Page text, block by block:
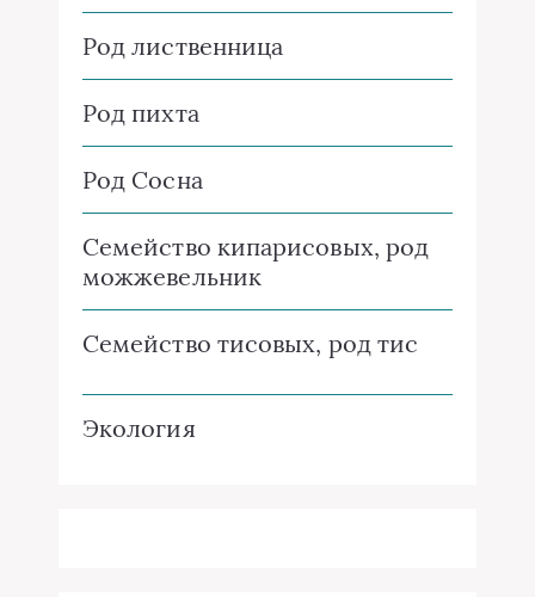
Род лиственница
Род пихта
Род Сосна
Семейство кипарисовых, род
можжевельник
Семейство тисовых, род тис
Экология